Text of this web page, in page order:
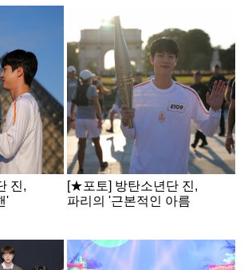
진,
'
[★포토] 방탄소년단 진,
파리의 '근본적인 아름